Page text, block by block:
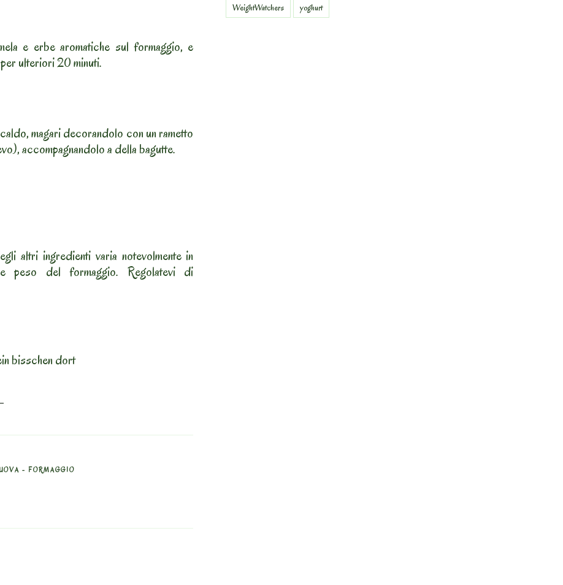
e erbe aromatiche sul formaggio, e
ulteriori 20 minuti.
magari decorandolo con un rametto
accompagnandolo a della bagutte.
altri ingredienti varia notevolmente in
peso del formaggio. Regolatevi di
bisschen dort
UOVA - FORMAGGIO
WeightWatchers
yoghurt